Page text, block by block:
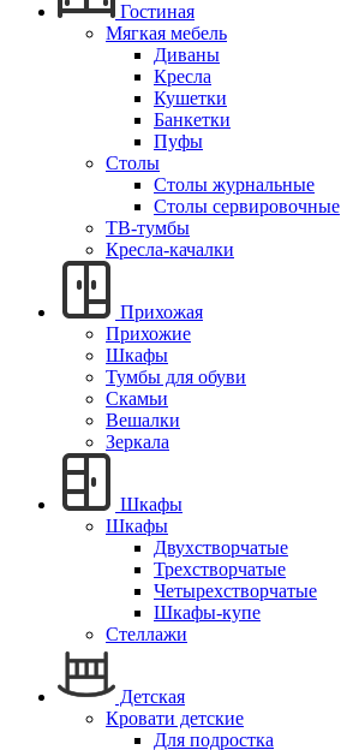
Гостиная
Мягкая мебель
Диваны
Кресла
Кушетки
Банкетки
Пуфы
Столы
Столы журнальные
Столы сервировочные
ТВ-тумбы
Кресла-качалки
Прихожая
Прихожие
Шкафы
Тумбы для обуви
Скамьи
Вешалки
Зеркала
Шкафы
Шкафы
Двухстворчатые
Трехстворчатые
Четырехстворчатые
Шкафы-купе
Стеллажи
Детская
Кровати детские
Для подростка